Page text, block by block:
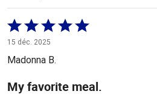
Coté
5 sur
5
15 déc. 2025
Madonna B.
My favorite meal.